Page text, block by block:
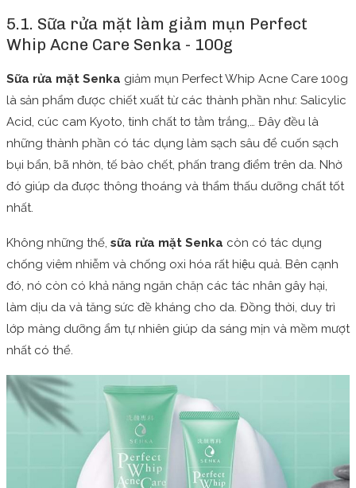
5.1. Sữa rửa mặt làm giảm mụn Perfect
Whip Acne Care Senka - 100g
Sữa rửa mặt Senka giảm mụn Perfect Whip Acne Care 100g
là sản phẩm được chiết xuất từ các thành phần như: Salicylic
Acid, cúc cam Kyoto, tinh chất tơ tằm trắng,… Đây đều là
những thành phần có tác dụng làm sạch sâu để cuốn sạch
bụi bẩn, bã nhờn, tế bào chết, phấn trang điểm trên da. Nhờ
đó giúp da được thông thoáng và thẩm thấu dưỡng chất tốt
nhất.
Không những thế, sữa rửa mặt Senka còn có tác dụng
chống viêm nhiễm và chống oxi hóa rất hiệu quả. Bên cạnh
đó, nó còn có khả năng ngăn chặn các tác nhân gây hại,
làm dịu da và tăng sức đề kháng cho da. Đồng thời, duy trì
lớp màng dưỡng ẩm tự nhiên giúp da sáng mịn và mềm mượt
nhất có thể.